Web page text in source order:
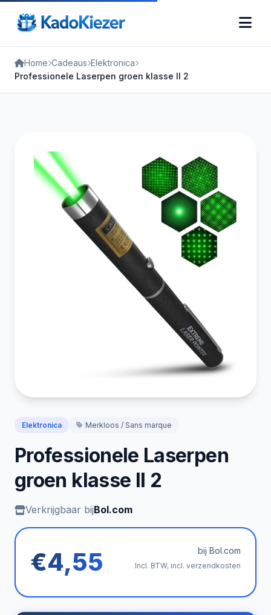
Home Cadeaus Elektronica
Professionele Laserpen groen klasse II 2
Elektronica Merkloos / Sans marque
Professionele Laserpen
groen klasse II 2
Verkrijgbaar bijBol.com
€4,55 bij Bol.com
Incl. BTW, incl. verzendkosten